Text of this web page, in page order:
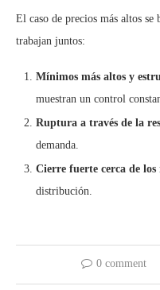
El caso de precios más altos se
trabajan juntos:
Mínimos más altos y
muestran un control
Ruptura a través de la
demanda.
Cierre fuerte cerca de los
distribución.
0 comment